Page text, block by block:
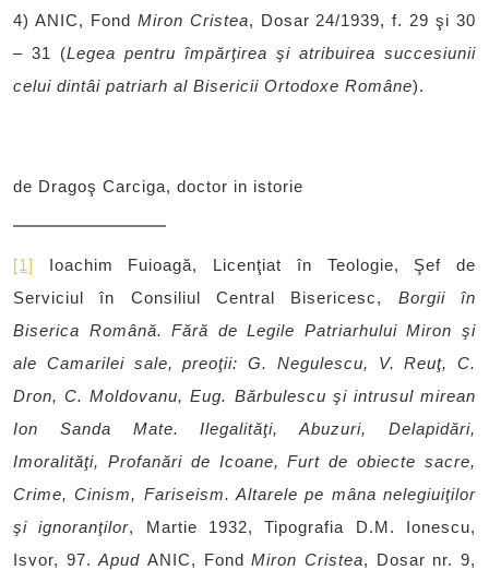
4) ANIC, Fond Miron Cristea, Dosar 24/1939, f. 29 şi 30
– 31 (Legea pentru împărţirea şi atribuirea succesiunii
celui dintâi patriarh al Bisericii Ortodoxe Române).
de Dragoş Carciga, doctor in istorie
[1]
Ioachim Fuioagă, Licenţiat în Teologie, Şef de
Serviciul în Consiliul Central Bisericesc, Borgii în
Biserica Română. Fără de Legile Patriarhului Miron şi
ale Camarilei sale, preoţii: G. Negulescu, V. Reuţ, C.
Dron, C. Moldovanu, Eug. Bărbulescu şi intrusul mirean
Ion Sanda Mate. Ilegalităţi, Abuzuri, Delapidări,
Imoralităţi, Profanări de Icoane, Furt de obiecte sacre,
Crime, Cinism, Fariseism. Altarele pe mâna nelegiuiţilor
şi ignoranţilor, Martie 1932, Tipografia D.M. Ionescu,
Isvor, 97.ApudANIC, FondMiron Cristea, Dosar nr. 9,